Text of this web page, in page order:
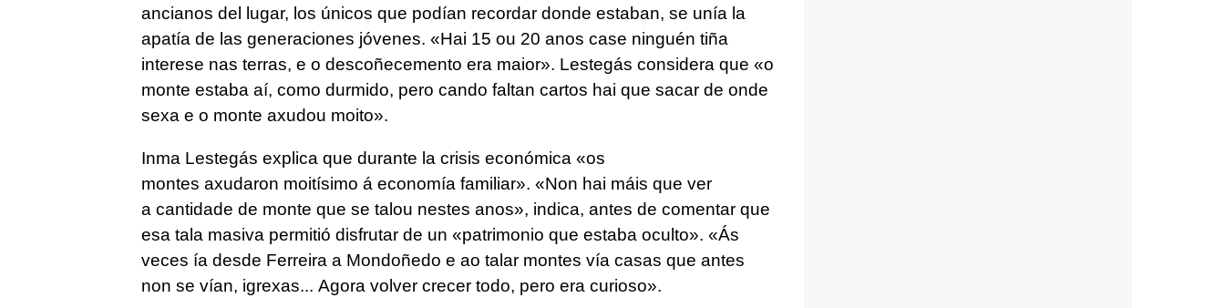
ancianos del lugar, los únicos que podían recordar donde estaban, se unía la
apatía de las generaciones jóvenes. «Hai 15 ou 20 anos case ninguén tiña
interese nas terras, e o descoñecemento era maior». Lestegás considera que «o
monte estaba aí, como durmido, pero cando faltan cartos hai que sacar de onde
sexa e o monte axudou moito».
Inma Lestegás explica que durante la crisis económica «os
montes axudaron moitísimo á economía familiar». «Non hai máis que ver
a cantidade de monte que se talou nestes anos», indica, antes de comentar que
esa tala masiva permitió disfrutar de un «patrimonio que estaba oculto». «Ás
veces ía desde Ferreira a Mondoñedo e ao talar montes vía casas que antes
non se vían, igrexas... Agora volver crecer todo, pero era curioso».